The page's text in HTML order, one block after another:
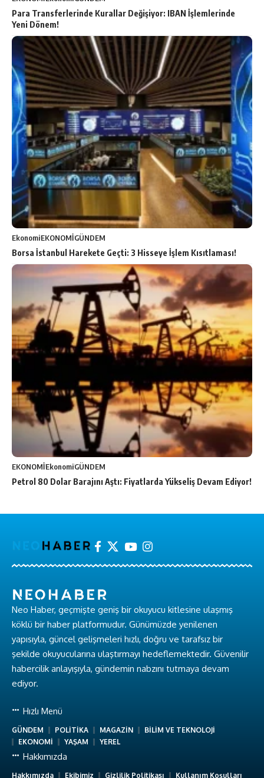
Para Transferlerinde Kurallar Değişiyor: IBAN İşlemlerinde
Yeni Dönem!
EkonomiEKONOMİGÜNDEM
Borsa İstanbul Harekete Geçti: 3 Hisseye İşlem Kısıtlaması!
EKONOMİEkonomiGÜNDEM
Petrol 80 Dolar Barajını Aştı: Fiyatlarda Yükseliş Devam Ediyor!
Neo Haber, geçmişte geniş bir okuyucu kitlesine ulaşmış
köklü bir haber platformudur. Günümüzde yenilenen
yapısıyla, güncel gelişmeleri hızlı, doğru ve tarafsız bir
şekilde okuyucularına ulaştırmayı hedeflemektedir. Güvenilir
habercilik anlayışıyla, gündemin nabzını tutmaya devam
ediyor.
Hızlı Menü
GÜNDEM POLİTİKA MAGAZİN
BİLİM VE TEKNOLOJİ
EKONOMİ
YAŞAM YEREL
Hakkımızda
Hakkımızda Ekibimiz Gizlilik Politikası Kullanım Koşulları